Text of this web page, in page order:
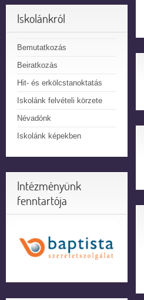
Iskolánkról
Bemutatkozás
Beiratkozás
Hit- és erkölcstanoktatás
Iskolánk felvételi körzete
Névadónk
Iskolánk képekben
Intézményünk
fenntartója